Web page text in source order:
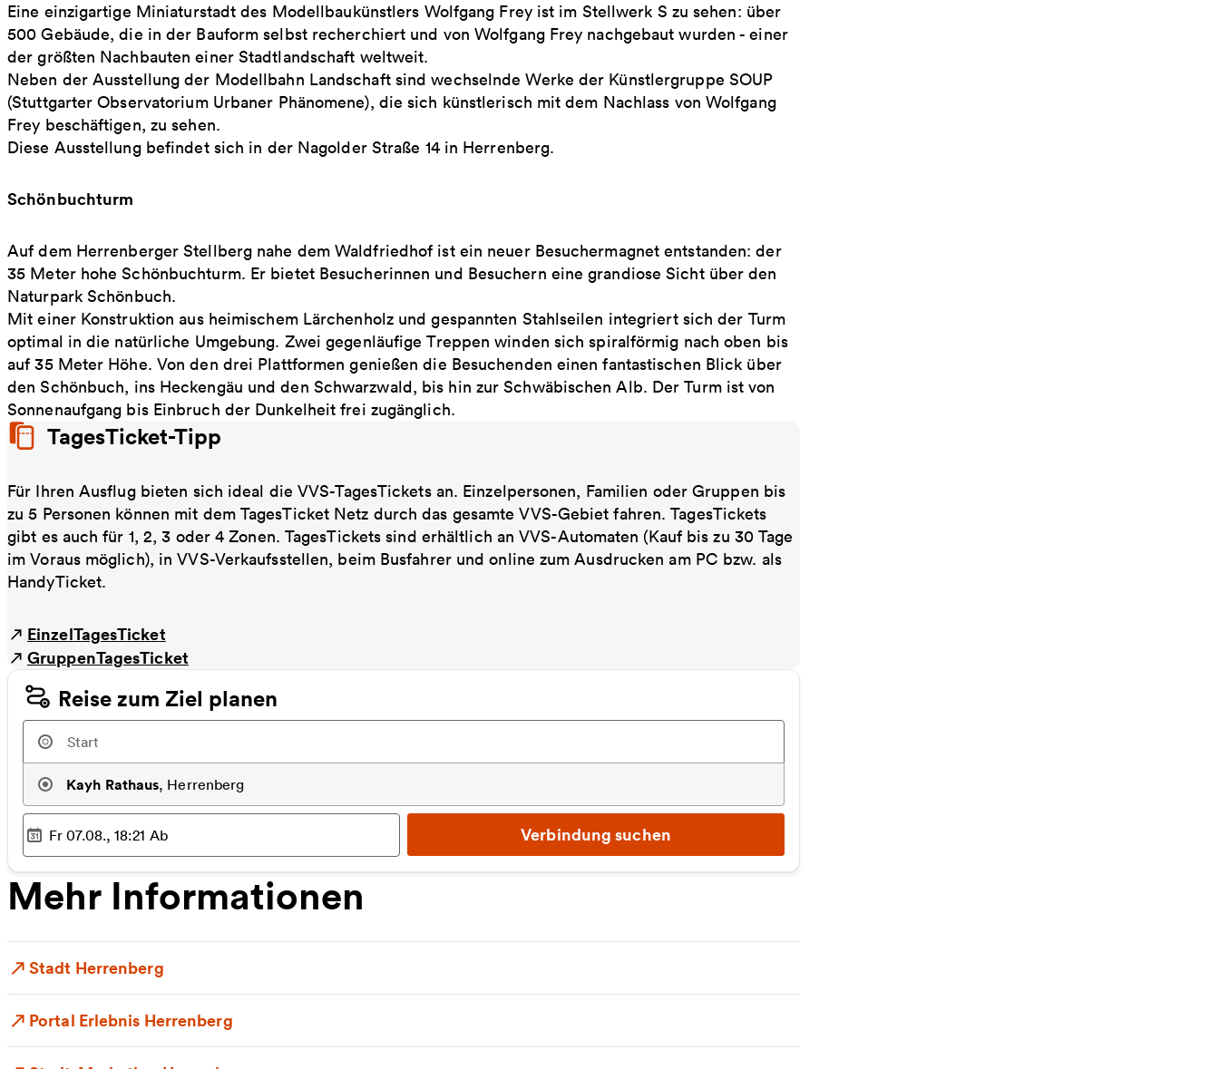
Eine einzigartige Miniaturstadt des Modellbaukünstlers Wolfgang Frey ist im Stellwerk S zu sehen: über
500 Gebäude, die in der Bauform selbst recherchiert und von Wolfgang Frey nachgebaut wurden - einer
der größten Nachbauten einer Stadtlandschaft weltweit.
Neben der Ausstellung der Modellbahn Landschaft sind wechselnde Werke der Künstlergruppe SOUP
(Stuttgarter Observatorium Urbaner Phänomene), die sich künstlerisch mit dem Nachlass von Wolfgang
Frey beschäftigen, zu sehen.
Diese Ausstellung befindet sich in der Nagolder Straße 14 in Herrenberg.
Schönbuchturm
Auf dem Herrenberger Stellberg nahe dem Waldfriedhof ist ein neuer Besuchermagnet entstanden: der
35 Meter hohe Schönbuchturm. Er bietet Besucherinnen und Besuchern eine grandiose Sicht über den
Naturpark Schönbuch.
Mit einer Konstruktion aus heimischem Lärchenholz und gespannten Stahlseilen integriert sich der Turm
optimal in die natürliche Umgebung. Zwei gegenläufige Treppen winden sich spiralförmig nach oben bis
auf 35 Meter Höhe. Von den drei Plattformen genießen die Besuchenden einen fantastischen Blick über
den Schönbuch, ins Heckengäu und den Schwarzwald, bis hin zur Schwäbischen Alb. Der Turm ist von
Sonnenaufgang bis Einbruch der Dunkelheit frei zugänglich.
TagesTicket-Tipp
Für Ihren Ausflug bieten sich ideal die VVS-TagesTickets an. Einzelpersonen, Familien oder Gruppen bis
zu 5 Personen können mit dem TagesTicket Netz durch das gesamte VVS-Gebiet fahren. TagesTickets
gibt es auch für 1, 2, 3 oder 4 Zonen. TagesTickets sind erhältlich an VVS-Automaten (Kauf bis zu 30 Tage
im Voraus möglich), in VVS-Verkaufsstellen, beim Busfahrer und online zum Ausdrucken am PC bzw. als
HandyTicket.
EinzelTagesTicket
GruppenTagesTicket
Reise zum Ziel planen
Kayh Rathaus, Herrenberg
Ausgewählter Zeitpunkt
Fr 07.08., 18:21 Ab Verbindung suchen
Mehr Informationen
Stadt Herrenberg
Portal Erlebnis Herrenberg